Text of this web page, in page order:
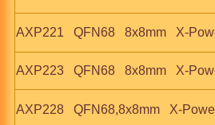
AXP221   QFN68   8x8mm   X-
AXP223   QFN68   8x8mm   X-
AXP228   QFN68,8x8mm   X-